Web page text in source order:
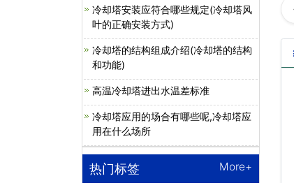
冷却塔安装应符合哪些规定(冷却塔风
叶的正确安装方式)
冷却塔的结构组成介绍(冷却塔的结构
和功能)
高温冷却塔进出水温差标准
冷却塔应用的场合有哪些呢,冷却塔应
用在什么场所
热门标签 More+